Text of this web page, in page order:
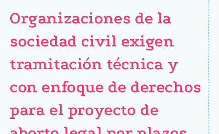
Organizaciones de la
sociedad civil exigen
tramitación técnica y
con enfoque de derechos
para el proyecto de